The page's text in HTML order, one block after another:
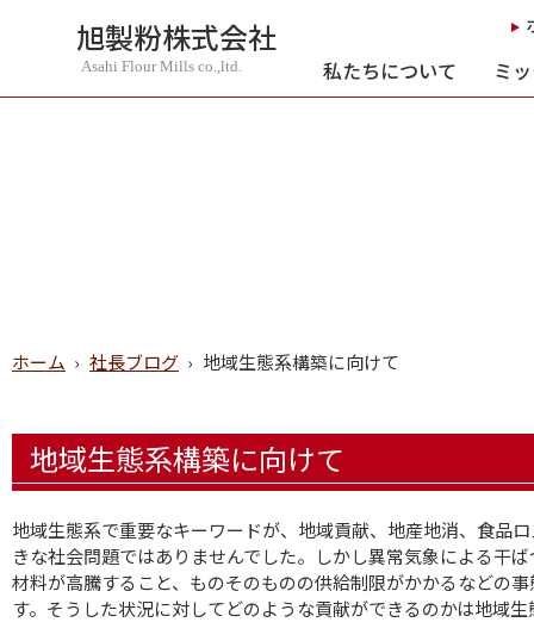
旭製粉株式会社
Asahi Flour Mills co.,ltd. 私たちについて ミ
ホーム › 社長ブログ › 地域生態系構築に向けて
地域生態系構築に向けて
地域生態系で重要なキーワードが、地域貢献、地産地消、食品
きな社会問題ではありませんでした。しかし異常気象による干
材料が高騰すること、ものそのものの供給制限がかかるなどの
す。そうした状況に対してどのような貢献ができるのかは地域